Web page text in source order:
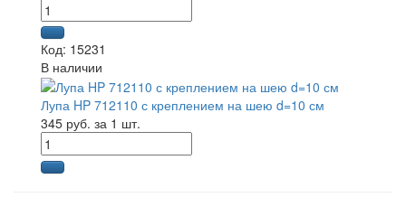
Код: 15231
В наличии
Лупа HP 712110 с креплением на шею d=10 см
345 руб. за 1 шт.